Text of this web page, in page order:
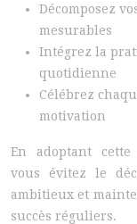
Décomposez
mesurables
Intégrez la
quotidienne
Célébrez
motivation
En adoptant cette
vous évitez le
ambitieux et
succès réguliers.